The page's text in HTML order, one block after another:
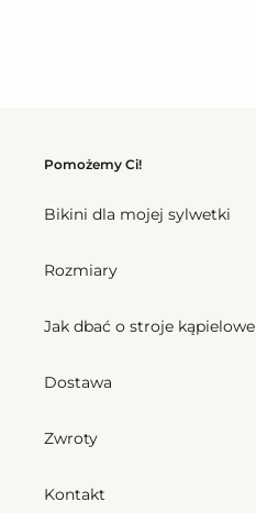
Pomożemy Ci!
Bikini dla mojej sylwetki
Rozmiary
Jak dbać o stroje kąpielowe
Dostawa
Zwroty
Kontakt